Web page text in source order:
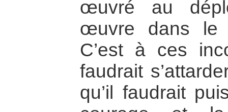
œuvré au
œuvre dans le
C’est à ces
faudrait
qu’il faudrait